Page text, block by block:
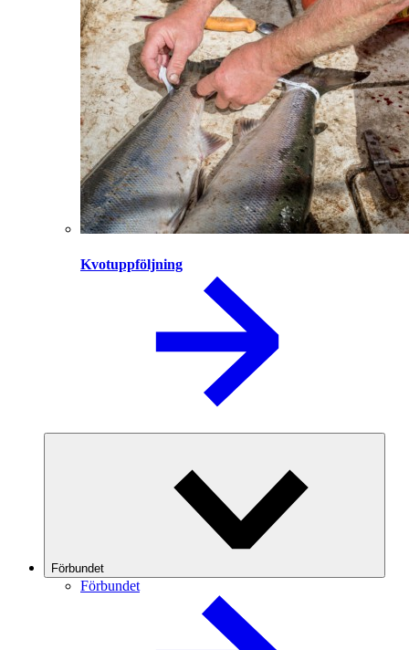
Kvotuppföljning
Förbundet
Förbundet